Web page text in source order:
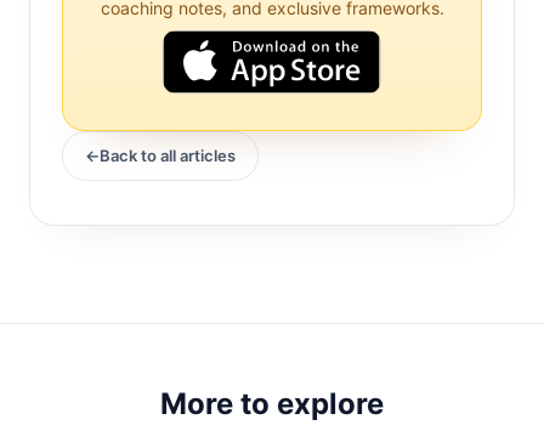
Die Wirbelsäule ist eine komplexe
Struktur, die aus Wirbeln und
Bandscheiben besteht. Diese
Bandscheiben fungieren als Puffer
zwischen den Wirbeln und bestehen aus
ist. Der Nucleus pulposus ist stark
anzieht und speichert. Diese Eigenschaft
coaching notes, and exclusive frameworks.
Back to all articles
More to explore